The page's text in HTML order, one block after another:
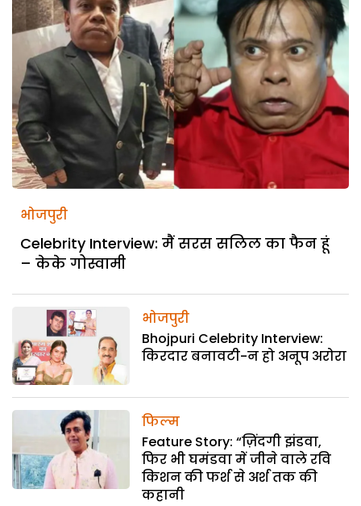
भोजपुरी
Celebrity Interview: मैं सरस सलिल का फैन हूं
– केके गोस्वामी
भोजपुरी
Bhojpuri Celebrity Interview:
किरदार बनावटी-न हो अनूप अरोरा
फिल्म
Feature Story: “ज़िंदगी झंडवा,
फिर भी घमंडवा में जीने वाले रवि
किशन की फर्श से अर्श तक की
कहानी